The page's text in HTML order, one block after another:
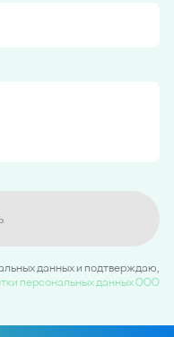
данных и подтверждаю,
персональных данных ООО